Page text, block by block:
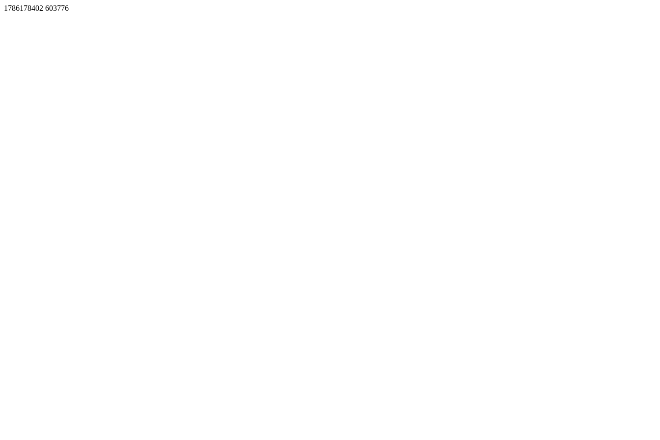
1786178402 603776